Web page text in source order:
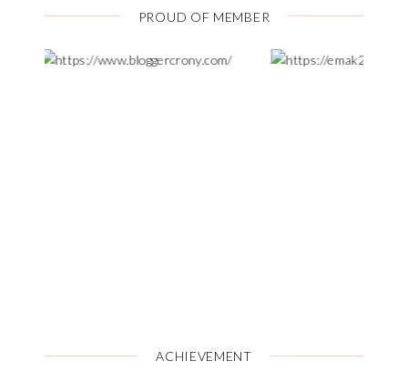
PROUD OF MEMBER
ACHIEVEMENT